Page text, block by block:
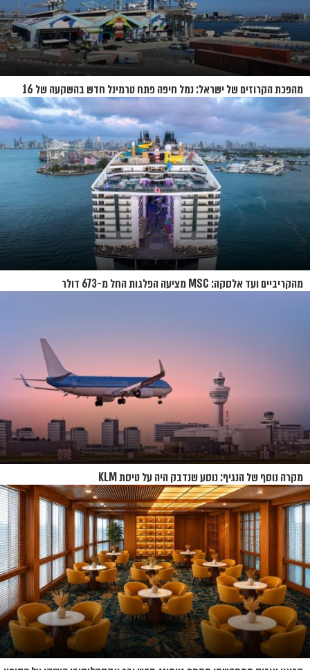
מהפכת הקרוזים של ישראל: נמל חיפה פתח טרמינל חדש בהשקעה של 16
מהקריביים ועד אלסקה: MSC מציעה הפלגות החל מ-673 דולר
מקרה נוסף של הנגיף: נוסע שנדבק היה על טיסת KLM